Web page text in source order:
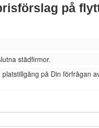
på
städfirmor.
på Din förfrågan